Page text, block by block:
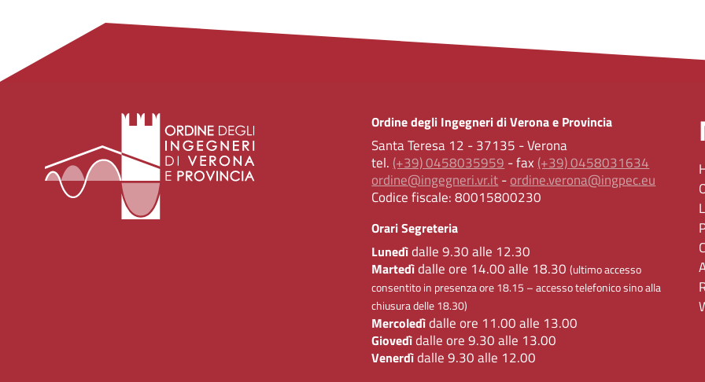
Ordine degli Ingegneri di Verona e Provincia
Santa Teresa 12 - 37135 - Verona
tel. (+39) 0458035959 - fax (+39) 0458031634
ordine@ingegneri.vr.it-ordine.verona@ingpec.eu
Codice fiscale:80015800230
Orari Segreteria
Lunedìdalle 9.30 alle 12.30
Martedìdalle ore 14.00 alle 18.30(ultimo accesso
consentito in presenza ore 18.15 – accesso telefonico sino alla
chiusura delle 18.30)
Mercoledìdalle ore 11.00 alle 13.00
Giovedìdalle ore 9.30 alle 13.00
Venerdìdalle 9.30 alle 12.00